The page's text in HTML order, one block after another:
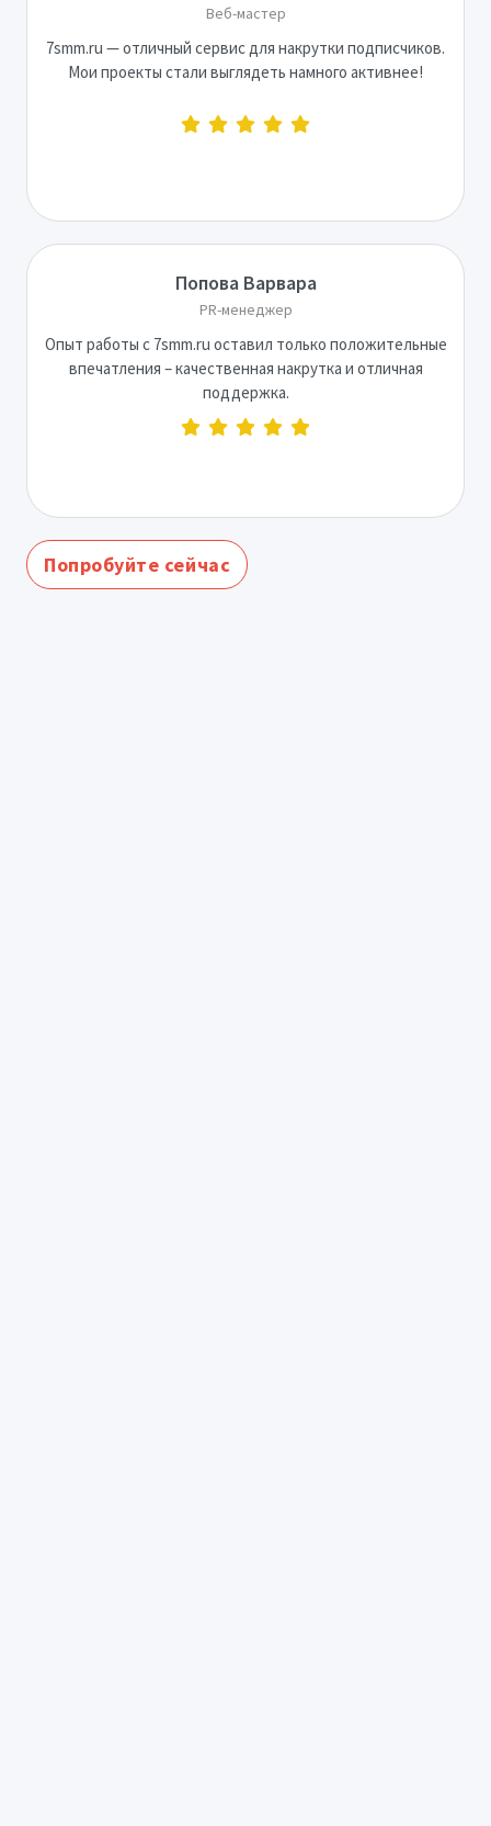
Веб-мастер
7smm.ru — отличный сервис для накрутки подписчиков.
Мои проекты стали выглядеть намного активнее!
Попова Варвара
PR-менеджер
Опыт работы с 7smm.ru оставил только положительные
впечатления – качественная накрутка и отличная
поддержка.
Попробуйте сейчас